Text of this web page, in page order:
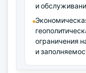
и
ограничения
и